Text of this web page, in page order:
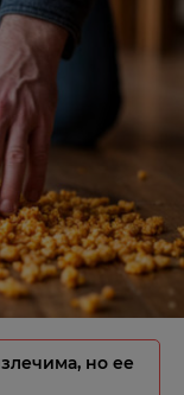
но ее